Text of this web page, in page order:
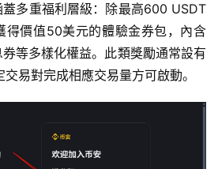
蓋多重福利層級：除最高600 USDT
得價值50美元的體驗金券包，內含
等多樣化權益。此類獎勵通常設有
易對完成相應交易量方可啟動。